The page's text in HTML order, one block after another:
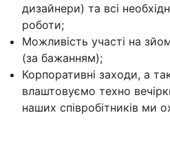
дизайнери) та всі
роботи;
Можливість участі на
(за бажанням);
Корпоративні заходи, а
влаштовуємо техно
наших співробітників ми